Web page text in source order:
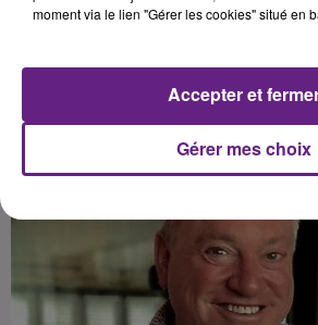
Publié : 14 octobre 2024 à 6h30 par
moment via le lien "Gérer les cookies" situé en
Gérer mes choix
Accepter et